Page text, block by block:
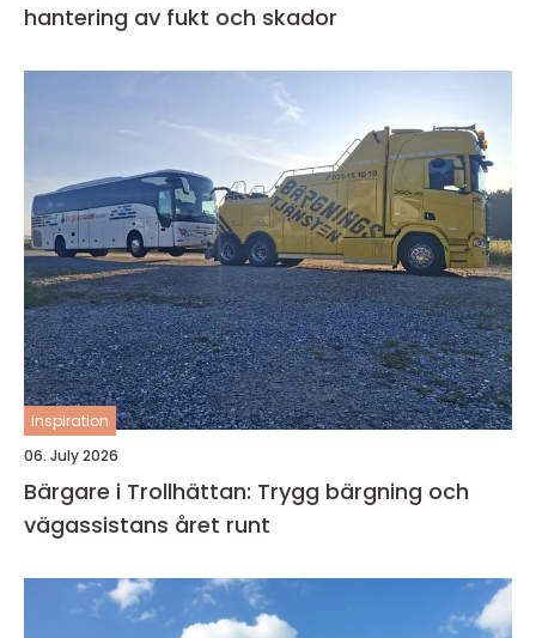
hantering av fukt och skador
inspiration
06. July 2026
Bärgare i Trollhättan: Trygg bärgning och
vägassistans året runt